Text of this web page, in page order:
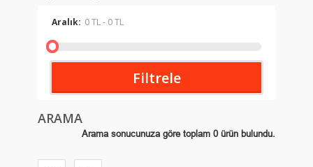
Aralık:
Filtrele
ARAMA
Arama sonucunuza göre toplam 0 ürün bulundu.